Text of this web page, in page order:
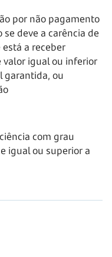
por não pagamento
deve a carência de
a receber
valor igual ou inferior
garantida, ou
com grau
igual ou superior a